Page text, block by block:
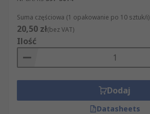
Suma częściowa (1 opakowanie po 10 sztuk/i)
20,50 zł(bez VAT)
Ilość
Dodaj
Datasheets